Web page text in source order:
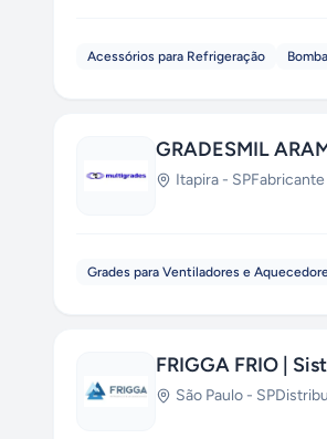
Acessórios para Refrigeração
GRADESMIL
Itapira - SPFabricante
Grades para Ventiladores e
FRIGGA FRIO |
São Paulo - SP